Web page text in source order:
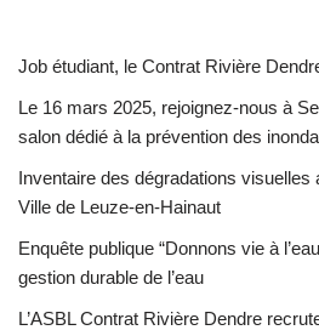
Job étudiant, le Contrat Rivière
Le 16 mars 2025, rejoignez-nous à
salon dédié à la prévention des
Inventaire des dégradations visuelles
Ville de Leuze-en-Hainaut
Enquête publique “Donnons vie à
gestion durable de l’eau
L’ASBL Contrat Rivière Dendre